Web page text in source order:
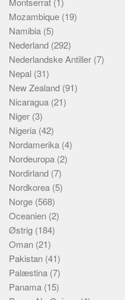
Mozambique (19)
Namibia (5)
Nederland (292)
Nederlandske Antiller (7)
Nepal (31)
New Zealand (91)
Nicaragua (21)
Niger (3)
Nigeria (42)
Nordamerika (4)
Nordeuropa (2)
Nordirland (7)
Nordkorea (5)
Norge (568)
Oceanien (2)
Østrig (184)
Oman (21)
Pakistan (41)
Palæstina (7)
Panama (15)